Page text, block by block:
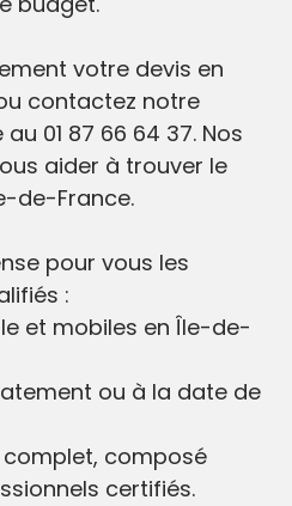
votre devis en
contactez notre
01 87 66 64 37. Nos
aider à trouver le
de-France.
pour vous les
:
et mobiles en Île-de-
ou à la date de
complet, composé
certifiés.